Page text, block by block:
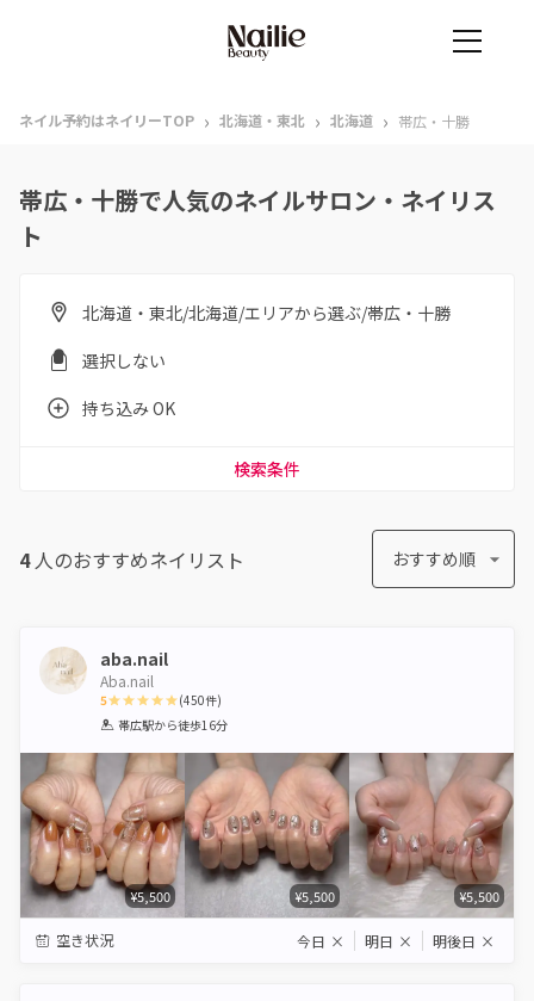
ネイル予約はネイリーTOP › 北海道・東北 › 北海道 › 帯広・十勝
帯広・十勝で人気のネイルサロン・ネイリス
ト
北海道・東北/北海道/エリアから選ぶ/帯広・十勝
選択しない
持ち込み OK
検索条件
4人のおすすめネイリスト おすすめ順
aba.nail
Aba.nail
5
1 2 3 4 5
(450件)
帯広駅から徒歩16分
¥5,500 ¥5,500 ¥5,500
空き状況 今日 × 明日 × 明後日 ×